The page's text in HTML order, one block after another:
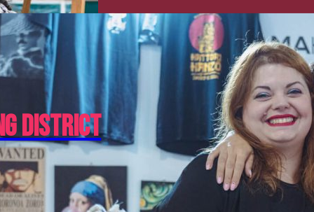
District